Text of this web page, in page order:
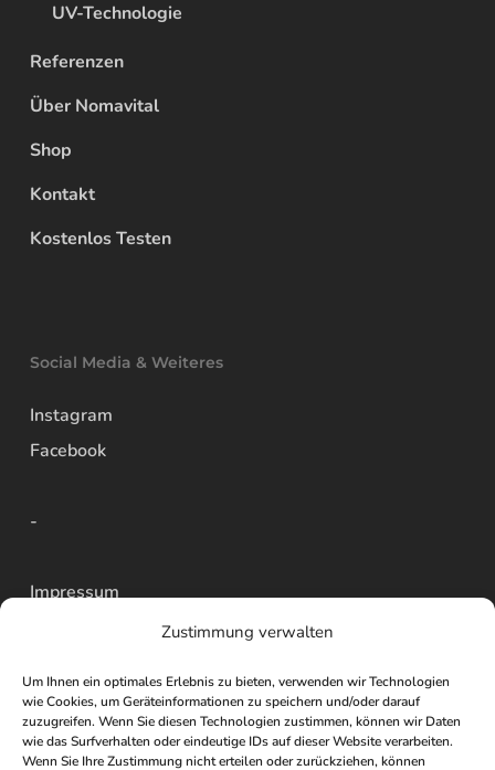
Zustimmung verwalten
Um Ihnen ein optimales Erlebnis zu bieten, verwenden wir Technologien
wie Cookies, um Geräteinformationen zu speichern und/oder darauf
zuzugreifen. Wenn Sie diesen Technologien zustimmen, können wir Daten
wie das Surfverhalten oder eindeutige IDs auf dieser Website verarbeiten.
Wenn Sie Ihre Zustimmung nicht erteilen oder zurückziehen, können
UV-Technologie
Referenzen
Über Nomavital
Shop
Kontakt
Kostenlos Testen
Social Media & Weiteres
Instagram
Facebook
-
Impressum
Widerrufsbelehrung
Versand